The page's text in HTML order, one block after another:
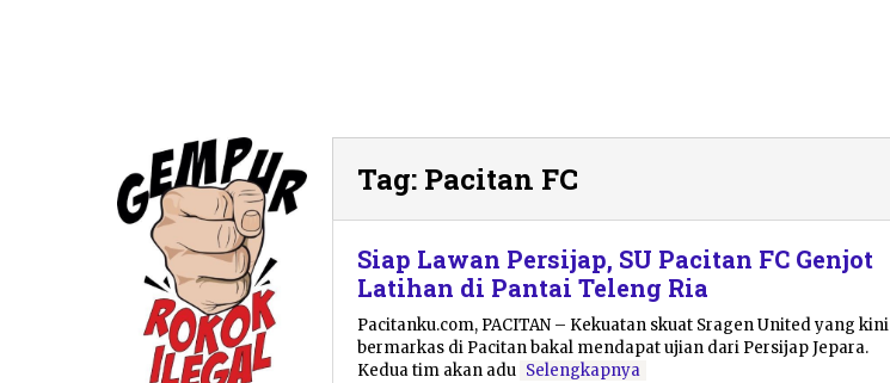
Tag: Pacitan FC
Siap Lawan Persijap, SU Pacitan FC Genjot
Latihan di Pantai Teleng Ria
Pacitanku.com, PACITAN – Kekuatan skuat Sragen United yang kini
bermarkas di Pacitan bakal mendapat ujian dari Persijap Jepara.
Kedua tim akan adu Selengkapnya